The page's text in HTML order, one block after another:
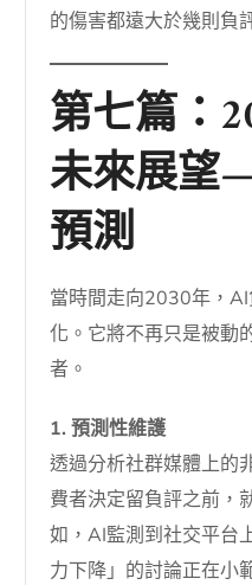
的傷害都遠大於幾則負
第七篇：
未來展望
預測
當時間走向2030年，
化。它將不再只是被動
者。
1. 預測性維護
透過分析社群媒體上的
費者決定留負評之前，
如，AI監測到社交平台
力下降」的討論正在小